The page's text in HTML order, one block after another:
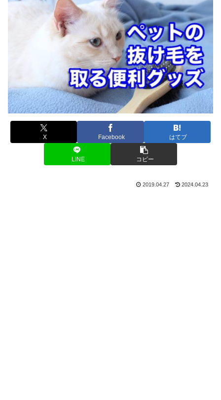
X Facebook はてブ
LINE コピー
2019.04.27 2024.04.23